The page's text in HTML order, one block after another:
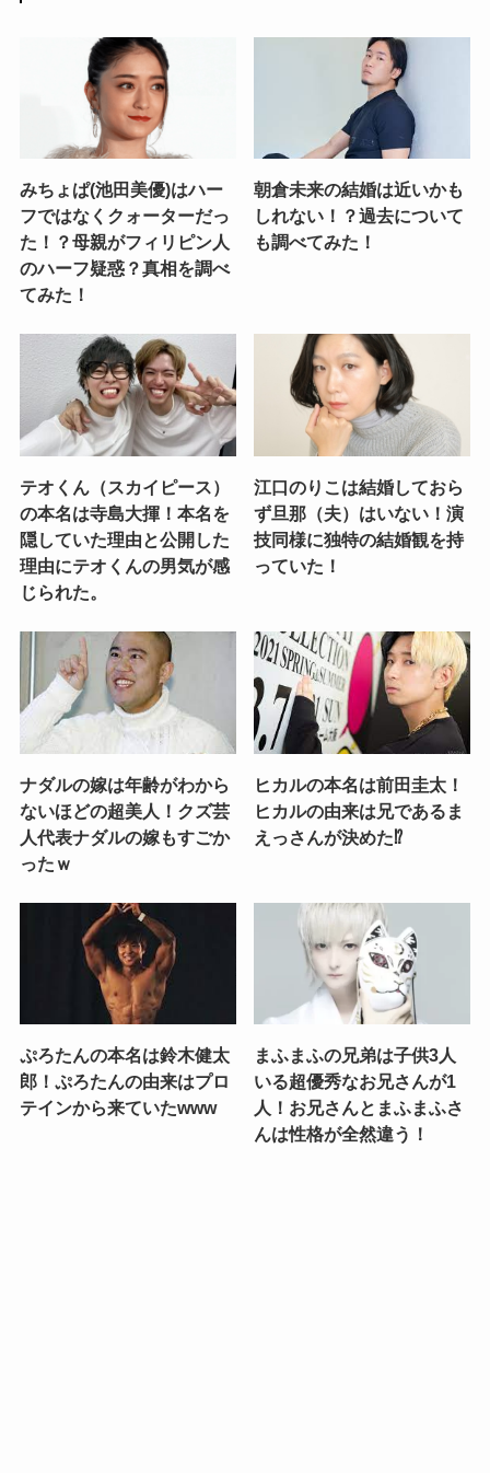
みちょぱ(池田美優)はハー
フではなくクォーターだっ
た！？母親がフィリピン人
のハーフ疑惑？真相を調べ
てみた！
朝倉未来の結婚は近いかも
しれない！？過去について
も調べてみた！
テオくん（スカイピース）
の本名は寺島大揮！本名を
隠していた理由と公開した
理由にテオくんの男気が感
じられた。
江口のりこは結婚しておら
ず旦那（夫）はいない！演
技同様に独特の結婚観を持
っていた！
ナダルの嫁は年齢がわから
ないほどの超美人！クズ芸
人代表ナダルの嫁もすごか
ったｗ
ヒカルの本名は前田圭太！
ヒカルの由来は兄であるま
えっさんが決めた⁉
ぷろたんの本名は鈴木健太
郎！ぷろたんの由来はプロ
テインから来ていたwww
まふまふの兄弟は子供3人
いる超優秀なお兄さんが1
人！お兄さんとまふまふさ
んは性格が全然違う！